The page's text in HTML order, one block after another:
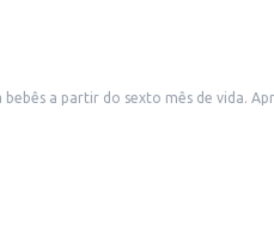
a partir do sexto mês de vida.